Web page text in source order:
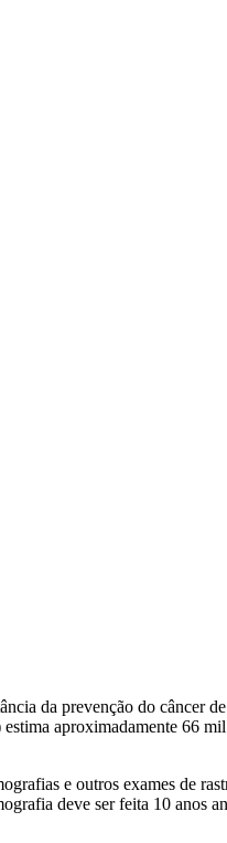
da prevenção do câncer
aproximadamente 66
e outros exames de
deve ser feita 10 anos